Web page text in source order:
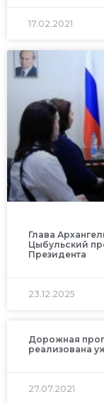
17.02.2021
Глава
Цыбульский
Президента
23.12.2025
Дорожная
реализована
27.07.2021